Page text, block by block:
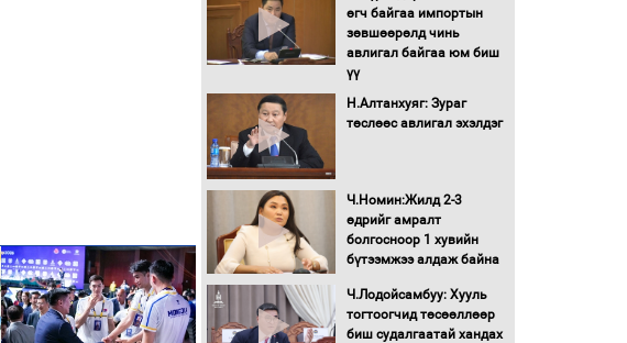
Бага орлоготой
иргэдийн орлогод
татвар ногдуулахгүй
байх эрх зүйн орчныг
Хөшөө бүтсэн түүхийг
Хөвсгөл нуурын лусыг
тахих төрийн тахилгын
ёслол боллоо
“Хар жагсаалт”-ын
асуудлыг цэгцлэх
чиглэлээр
өгч байгаа импортын
зөвшөөрөлд чинь
авлигал байгаа юм биш
үү
Н.Алтанхуяг: Зураг
төслөөс авлигал эхэлдэг
Ч.Номин:Жилд 2-3
өдрийг амралт
болгосноор 1 хувийн
бүтээмжээ алдаж байна
Ч.Лодойсамбуу: Хууль
тогтоогчид төсөөллөөр
биш судалгаатай хандах